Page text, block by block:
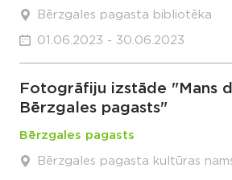
Bērzgales pagasta bibliotēka
01.06.2023 - 30.06.2023
Fotogrāfiju izstāde "Mans
Bērzgales pagasts"
Bērzgales pagasts
Bērzgales pagasta kultūras